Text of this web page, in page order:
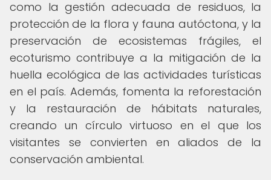
como la gestión adecuada de residuos, la
protección de la flora y fauna autóctona, y la
preservación de ecosistemas frágiles, el
ecoturismo contribuye a la mitigación de la
huella ecológica de las actividades turísticas
en el país. Además, fomenta la reforestación
y la restauración de hábitats naturales,
creando un círculo virtuoso en el que los
visitantes se convierten en aliados de la
conservación ambiental.